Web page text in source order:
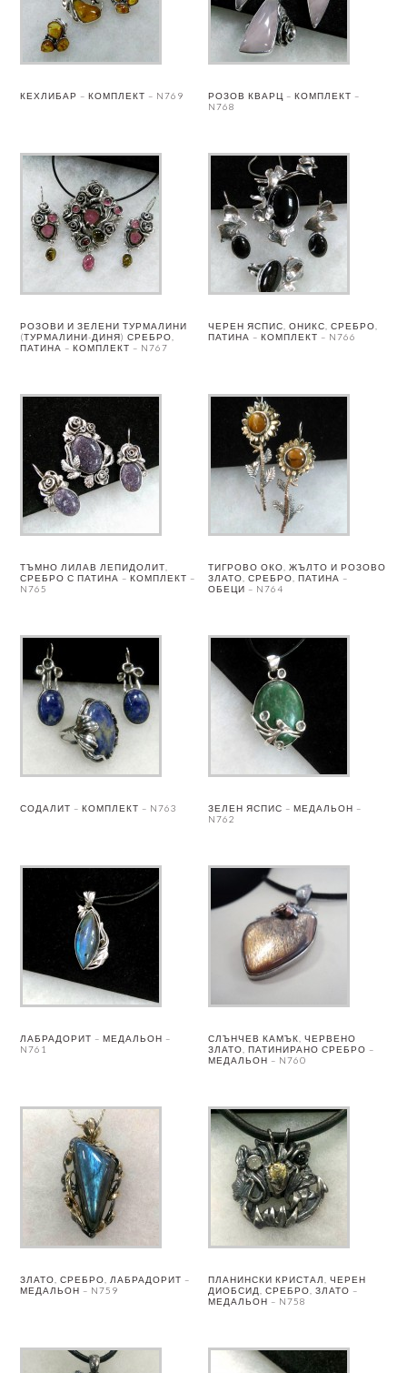
КЕХЛИБАР – КОМПЛЕКТ – N769
РОЗОВ КВАРЦ – КОМПЛЕКТ –
N768
РОЗОВИ И ЗЕЛЕНИ ТУРМАЛИНИ
(ТУРМАЛИНИ-ДИНЯ) СРЕБРО,
ПАТИНА – КОМПЛЕКТ – N767
ЧЕРЕН ЯСПИС, ОНИКС, СРЕБРО,
ПАТИНА – КОМПЛЕКТ – N766
ТЪМНО ЛИЛАВ ЛЕПИДОЛИТ,
СРЕБРО С ПАТИНА – КОМПЛЕКТ –
N765
ТИГРОВО ОКО, ЖЪЛТО И РОЗОВО
ЗЛАТО, СРЕБРО, ПАТИНА –
ОБЕЦИ – N764
СОДАЛИТ – КОМПЛЕКТ – N763
ЗЕЛЕН ЯСПИС – МЕДАЛЬОН –
N762
ЛАБРАДОРИТ – МЕДАЛЬОН –
N761
СЛЪНЧЕВ КАМЪК, ЧЕРВЕНО
ЗЛАТО, ПАТИНИРАНО СРЕБРО –
МЕДАЛЬОН – N760
ЗЛАТО, СРЕБРО, ЛАБРАДОРИТ –
МЕДАЛЬОН – N759
ПЛАНИНСКИ КРИСТАЛ, ЧЕРЕН
ДИОБСИД, СРЕБРО, ЗЛАТО –
МЕДАЛЬОН – N758